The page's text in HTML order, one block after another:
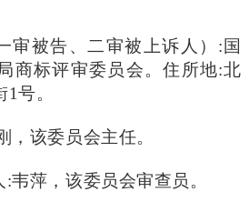
审被告、二审被上诉人）:国
商标评审委员会。住所地:北
号。
，该委员会主任。
韦萍，该委员会审查员。